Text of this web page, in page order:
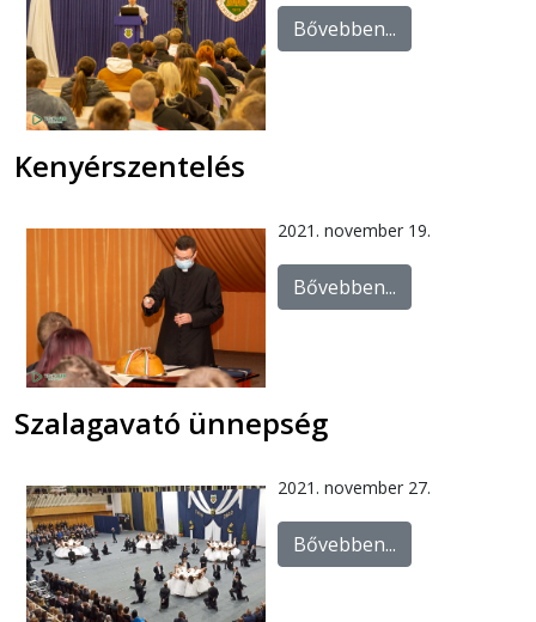
Bővebben...
Kenyérszentelés
2021. november 19.
Bővebben...
Szalagavató ünnepség
2021. november 27.
Bővebben...